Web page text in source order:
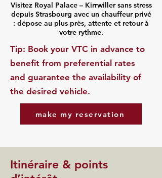
Visitez Royal Palace – Kirrwiller sans stress
depuis Strasbourg avec un chauffeur privé
: dépose au plus près, attente et retour à
votre rythme.
​Tip: Book your VTC in advance to
benefit from preferential rates
and guarantee the availability of
the desired vehicle.
make my reservation
Itinéraire & points